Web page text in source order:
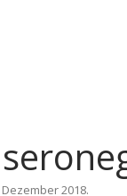
Dezember 2018.